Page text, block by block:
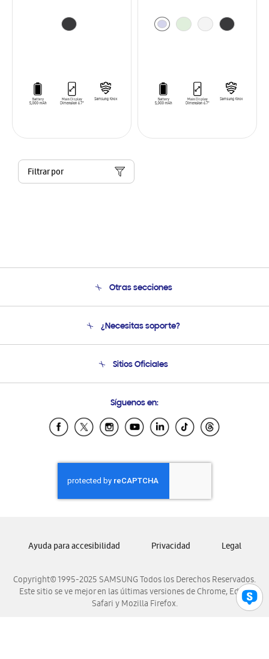
Filtrar por
Otras secciones
Soporte
¿Necesitas soporte?
Soporte vía eMail
Sitios Oficiales
Samsung Ecuador
Samsung El Salvador
Samsung Honduras
Samsung Nicaragua
Samsung Panamá
Samsung Venezuela
Síguenos en:
Copyright© 1995-2025 SAMSUNG Todos los Derechos Reservados.
Este sitio se ve mejor en las últimas versiones de Chrome, Edge,
Safari y Mozilla Firefox.
Ayuda para accesibilidad Privacidad Legal